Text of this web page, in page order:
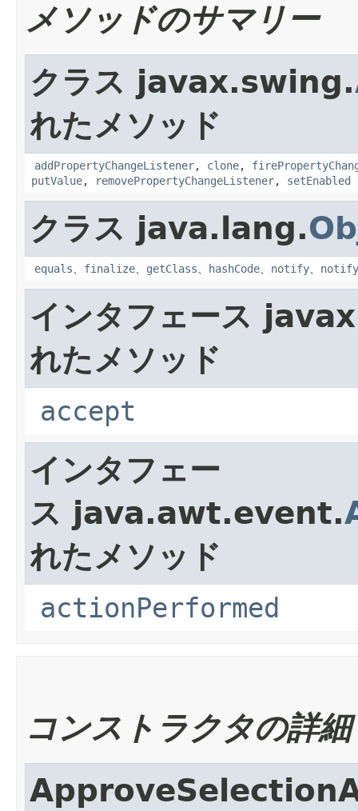
メソッドのサマリー
クラス javax.swing.
れたメソッド
addPropertyChangeListener, clone,
putValue, removePropertyChangeListener, setEnabled
クラス java.lang.
equals、 finalize、 getClass、 hashCode、 notify、
インタフェース
れたメソッド
accept
インタフェー
ス java.awt.event.
れたメソッド
actionPerformed
コンストラクタの詳細